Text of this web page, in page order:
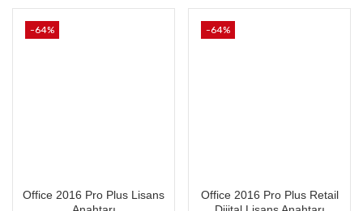
Beni hatırla
-64%
Office 2016 Pro Plus Lisans
-64%
Office 2016 Pro Plus Retail